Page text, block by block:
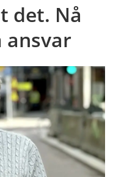
det. Nå
ansvar